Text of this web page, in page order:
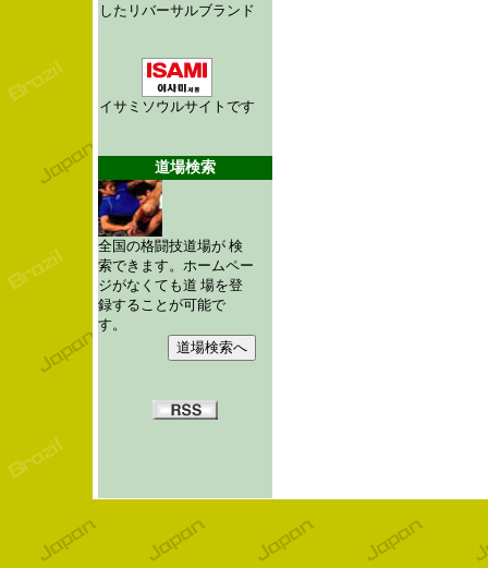
したリバーサルブランド
イサミソウルサイトです
道場検索
全国の格闘技道場が 検
索できます。ホームペー
ジがなくても道 場を登
録することが可能で
す。